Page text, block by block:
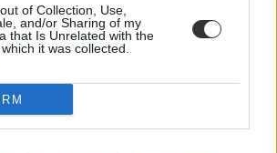
of Collection, Use,
and/or Sharing of my
that Is Unrelated with the
it was collected.
iskola épületén
Téri Ének-zenei Általános Iskola épületére
alapjog. Szülők a tanárokkal a